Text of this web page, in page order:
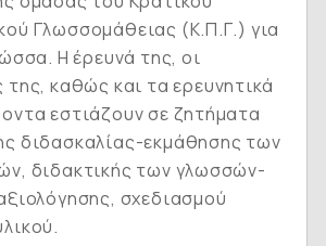
Γλωσσομάθειας (Κ.Π.Γ.) για
Η έρευνά της, οι
της, καθώς και τα ερευνητικά
εστιάζουν σε ζητήματα
διδασκαλίας-εκμάθησης των
διδακτικής των γλωσσών-
σχεδιασμού